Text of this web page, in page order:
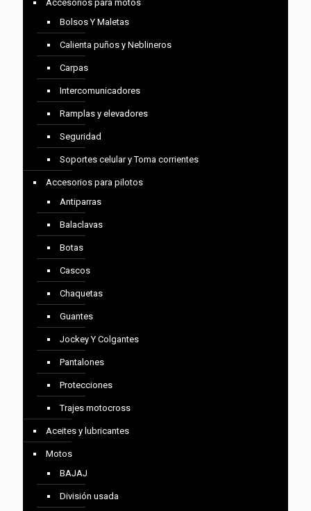
Accesorios para motos
Bolsos Y Maletas
Calienta puños y Neblineros
Carpas
Intercomunicadores
Ramplas y elevadores
Seguridad
Soportes celular y Toma corrientes
Accesorios para pilotos
Antiparras
Balaclavas
Botas
Cascos
Chaquetas
Guantes
Jockey Y Colgantes
Pantalones
Protecciones
Trajes motocross
Aceites y lubricantes
Motos
BAJAJ
División usada